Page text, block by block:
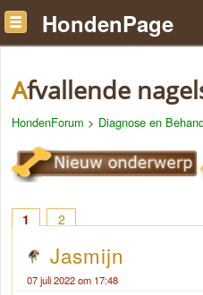
HondenPage
Afvallende
HondenForum > Diagnose en
1 2
Jasmijn
07 juli 2022 om 17:48